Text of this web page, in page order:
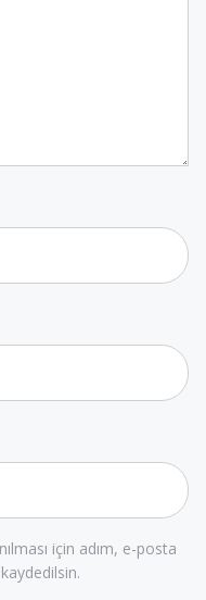
için adım, e-posta